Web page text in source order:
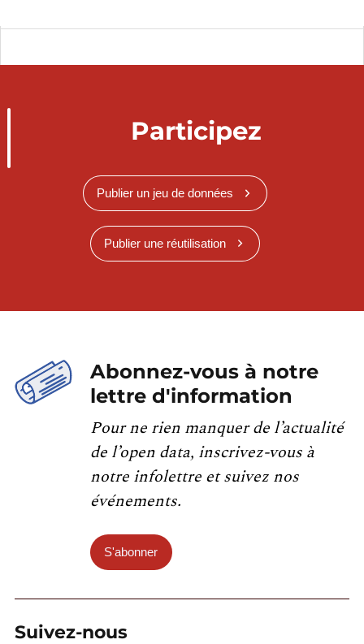
Participez
Publier un jeu de données
Publier une réutilisation
Abonnez-vous à notre
lettre d'information
Pour ne rien manquer de l’actualité
de l’open data, inscrivez-vous à
notre infolettre et suivez nos
événements.
S'abonner
Suivez-nous